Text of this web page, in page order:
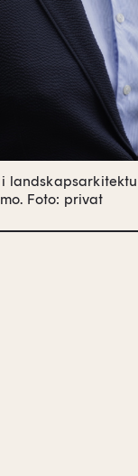
Foto: privat